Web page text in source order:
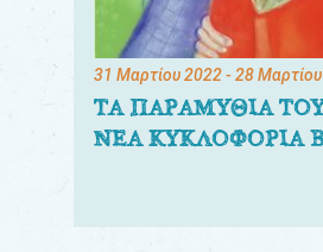
31 Μαρτίου 2022- 28
ΤΑ ΠΑΡΑΜΥΘΙΑ
ΝΕΑ ΚΥΚΛΟΦΟΡΙΑ